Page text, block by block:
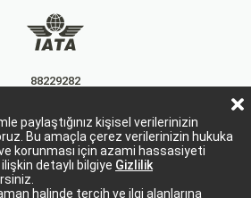
paylaştığınız kişisel verilerinizin
Bu amaçla çerez verilerinizin hukuka
korunması için azami hassasiyeti
detaylı bilgiye Gizlilik
halinde tercih ve ilgi alanlarına
88229282
15863